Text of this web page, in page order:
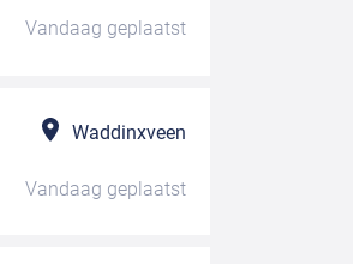
Vandaag geplaatst
Waddinxveen
Vandaag geplaatst